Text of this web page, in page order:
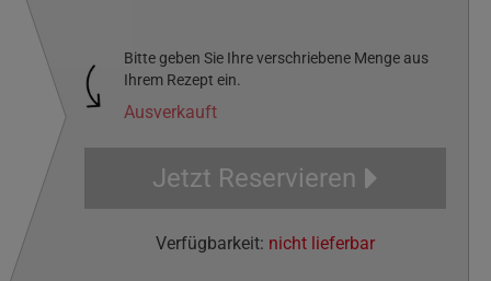
Bitte geben Sie Ihre verschriebene Menge aus
Ihrem Rezept ein.
Ausverkauft
Jetzt Reservieren
Verfügbarkeit: nicht lieferbar